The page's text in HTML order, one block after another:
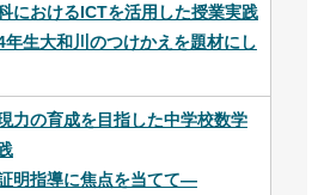
におけるICTを活用した授業実践
生大和川のつけかえを題材にし
力の育成を目指した中学校数学
明指導に焦点を当てて―